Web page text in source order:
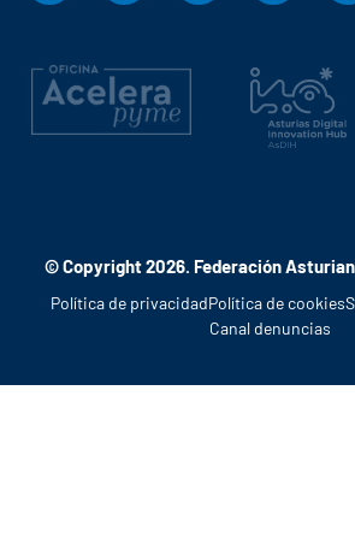
© Copyright 2026. Federación
Política de privacidadPolítica de cookies
Canal denuncias